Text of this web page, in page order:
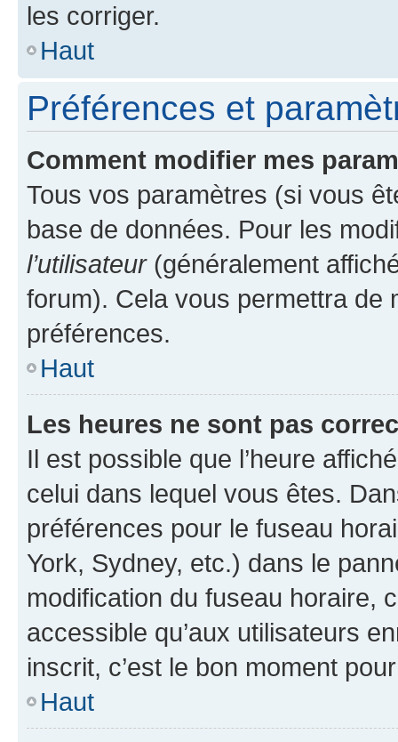
les corriger.
Haut
Préférences et
Comment modifier mes
Tous vos paramètres (si vous
base de données. Pour les
l’utilisateur(généralement
forum). Cela vous permettra de
préférences.
Haut
Les heures ne sont pas
Il est possible que l’heure
celui dans lequel vous êtes.
préférences pour le fuseau
York, Sydney, etc.) dans le
modification du fuseau horaire,
accessible qu’aux utilisateurs
inscrit, c’est le bon moment
Haut